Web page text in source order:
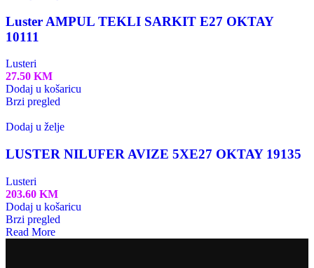
Luster AMPUL TEKLI SARKIT E27 OKTAY
10111
Lusteri
27.50 KM
Dodaj u košaricu
Brzi pregled
Dodaj u želje
LUSTER NILUFER AVIZE 5XE27 OKTAY 19135
Lusteri
203.60 KM
Dodaj u košaricu
Brzi pregled
Read More